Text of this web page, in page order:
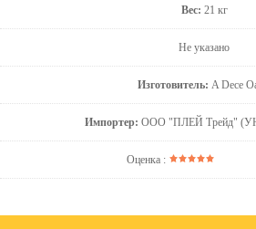
Вес: 21 кг
Не указано
Изготовитель: A Dece
Импортер: ООО "ПЛЕЙ Трейд"
Оценка :